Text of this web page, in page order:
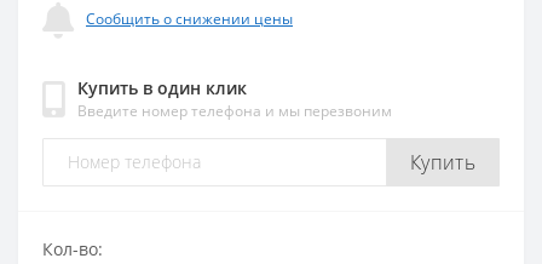
Сообщить о снижении цены
Купить в один клик
Введите номер телефона и мы перезвоним
Купить
Кол-во: